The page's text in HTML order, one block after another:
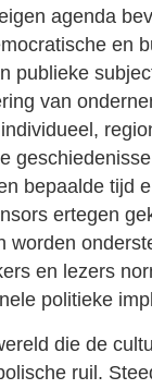
agenda
en
publieke
van
bepaalde tijd
ertegen
worden
en lezers
politieke
die de
ruil.